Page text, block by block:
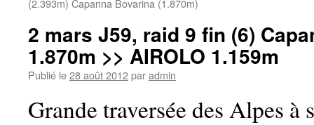
(2.393m) Capanna Bovarina (1.870m)
2 mars J59, raid 9 fin (6)
1.870m >> AIROLO 1.159m
Publié le28 août 2012paradmin
Grande traversée des Alpes à